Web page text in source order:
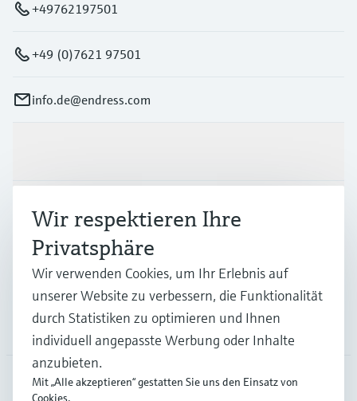
+49762197501
+49 (0)7621 97501
info.de@endress.com
Branchen
Support
Unternehmen
Wir respektieren Ihre
Privatsphäre
Wir verwenden Cookies, um Ihr Erlebnis auf
unserer Website zu verbessern, die Funktionalität
durch Statistiken zu optimieren und Ihnen
individuell angepasste Werbung oder Inhalte
anzubieten.
Mit „Alle akzeptieren“ gestatten Sie uns den Einsatz von
Cookies.